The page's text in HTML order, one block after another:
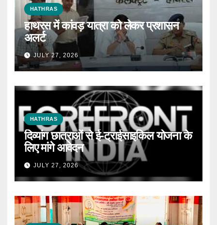
HATHRAS
हाथरस में कांवड़ यात्रा को लेकर प्रशासन
अलर्ट
JULY 27, 2026
HATHRAS
दिव्यांग छात्राओं से ई-ट्राईसाइकिल योजना के
लिए मांगे आवेदन
JULY 27, 2026